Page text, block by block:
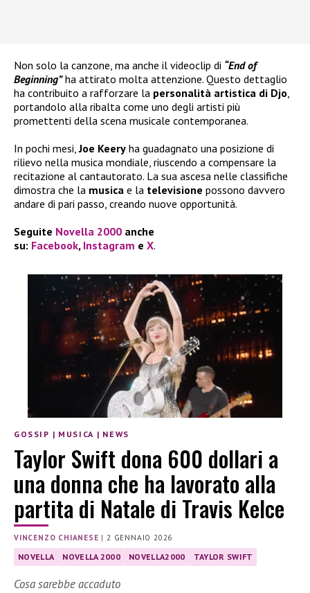
Non solo la canzone, ma anche il videoclip di “End of
Beginning”ha attirato molta attenzione. Questo dettaglio
ha contribuito a rafforzare la personalità artistica di Djo,
portandolo alla ribalta come uno degli artisti più
promettenti della scena musicale contemporanea.
In pochi mesi,Joe Keery ha guadagnato una posizione di
rilievo nella musica mondiale, riuscendo a compensare la
recitazione al cantautorato. La sua ascesa nelle classifiche
dimostra che la musica e la televisione possono davvero
andare di pari passo, creando nuove opportunità.
Seguite Novella 2000 anche
su: Facebook, Instagram e X.
GOSSIP | MUSICA | NEWS
Taylor Swift dona 600 dollari a
una donna che ha lavorato alla
partita di Natale di Travis Kelce
VINCENZO CHIANESE | 2 GENNAIO 2026
NOVELLA NOVELLA 2000 NOVELLA2000 TAYLOR SWIFT
Cosa sarebbe accaduto